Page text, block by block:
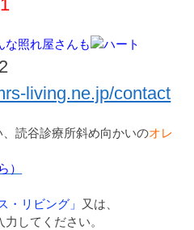
な照れ屋さんも
living.ne.jp/contact
読谷診療所斜め向かいのオレ
）
・リビング」
又は、
力してください。